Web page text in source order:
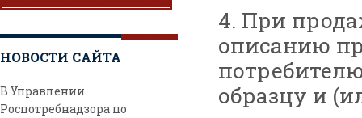
НОВОСТИ САЙТА
В Управлении
Роспотребнадзора по
4. При
описанию
образцу и